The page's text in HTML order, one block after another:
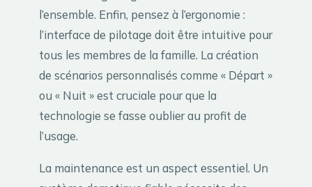
l’ensemble. Enfin, pensez à l’ergonomie :
l’interface de pilotage doit être intuitive pour
tous les membres de la famille. La création
de scénarios personnalisés comme « Départ »
ou « Nuit » est cruciale pour que la
technologie se fasse oublier au profit de
l’usage.
La maintenance est un aspect essentiel. Un